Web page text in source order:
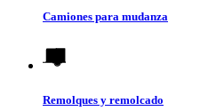
Camiones para mudanza
Remolques y remolcado